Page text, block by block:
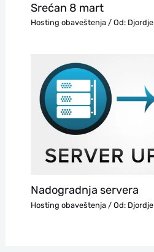
Srećan 8 mart
Hosting obaveštenja/ Od: Djordje
Nadogradnja servera
Hosting obaveštenja/ Od: Djordje